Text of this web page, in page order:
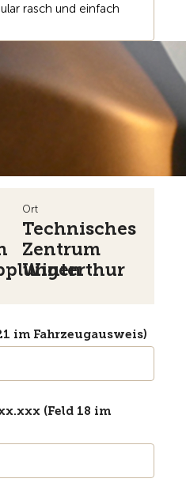
rasch und einfach
Ort
Technisches
Zentrum
Winterthur
im Fahrzeugausweis)
(Feld 18 im